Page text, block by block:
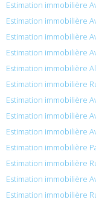
Estimation immobilière
Estimation immobilière
Estimation immobilière
Estimation immobilière
Estimation immobilière
Estimation immobilière
Estimation immobilière
Estimation immobilière
Estimation immobilière
Estimation immobilière
Estimation immobilière
Estimation immobilière
Estimation immobilière